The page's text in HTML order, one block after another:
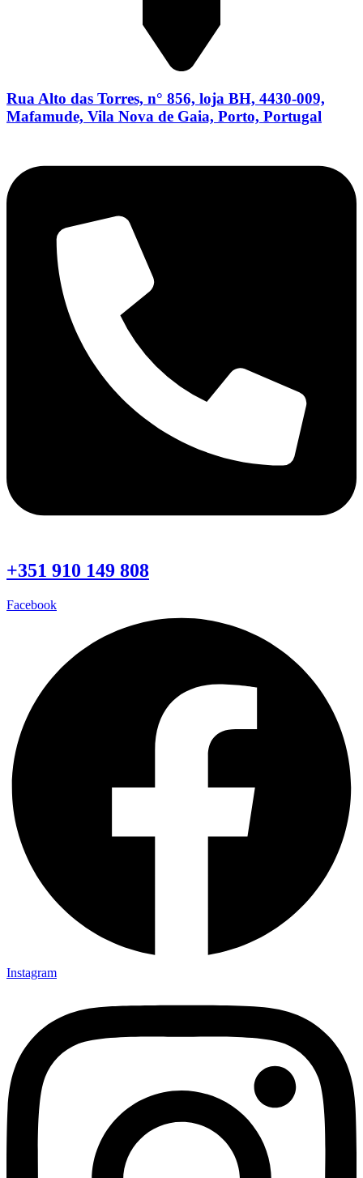
Rua Alto das Torres, n° 856, loja BH, 4430-009,
Mafamude, Vila Nova de Gaia, Porto, Portugal
+351 910 149 808
Facebook
Instagram